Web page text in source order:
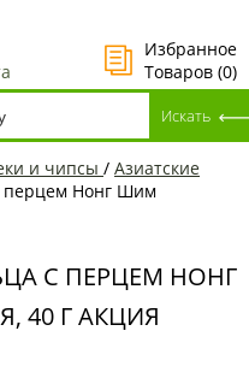
Избранное
Товаров (0)
и чипсы / Азиатские
перцем Нонг Шим
С ПЕРЦЕМ НОНГ
40 Г АКЦИЯ